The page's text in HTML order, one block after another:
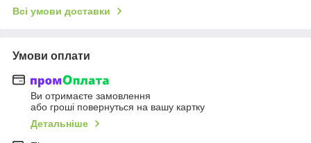
Всі умови доставки
Умови оплати
Ви отримаєте замовлення
або гроші повернуться на вашу картку
Детальніше